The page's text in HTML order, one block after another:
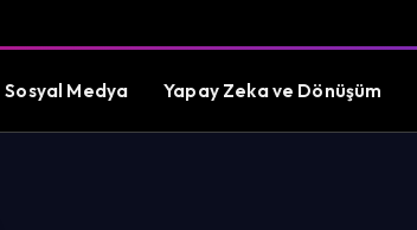
Sosyal Medya Yapay Zeka ve Dönüşüm